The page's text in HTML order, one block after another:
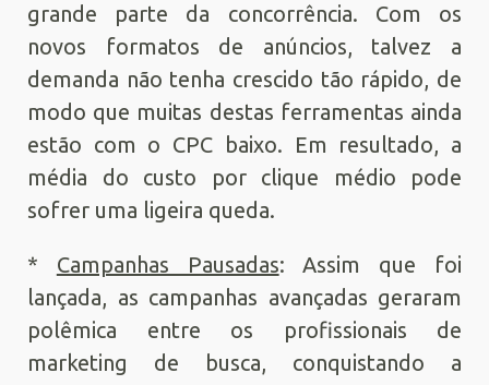
grande parte da concorrência. Com os
novos formatos de anúncios, talvez a
demanda não tenha crescido tão rápido, de
modo que muitas destas ferramentas ainda
estão com o CPC baixo. Em resultado, a
média do custo por clique médio pode
sofrer uma ligeira queda.
* Campanhas Pausadas: Assim que foi
lançada, as campanhas avançadas geraram
polêmica entre os profissionais de
marketing de busca, conquistando a